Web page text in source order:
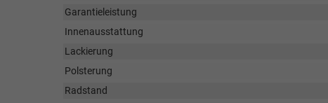
Garantieleistung
Innenausstattung
Lackierung
Polsterung
Radstand